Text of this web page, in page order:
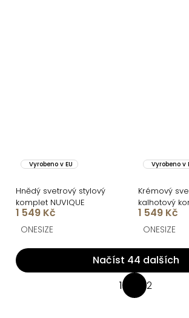
Vyrobeno v EU
Hnědý svetrový stylový
komplet NUVIQUE
1 549 Kč
ONESIZE
Vyrobeno v
Krémový
kalhotový
NUVIQUE
1 549 Kč
ONESIZE
O
v
Načíst 44 dalších
1 2